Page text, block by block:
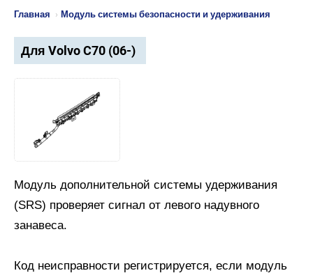
Главная › Модуль системы безопасности и удерживания
Для Volvo C70 (06-)
Модуль дополнительной системы удерживания
(SRS) проверяет сигнал от левого надувного
занавеса.
Код неисправности регистрируется, если модуль